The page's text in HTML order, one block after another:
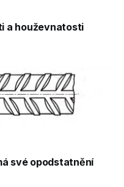
a houževnatosti
své opodstatnění